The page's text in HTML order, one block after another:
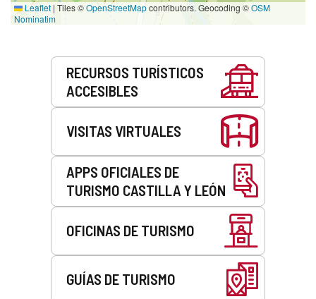
Leaflet | Tiles ©OpenStreetMapcontributors. Geocoding ©OSM
Nominatim
RECURSOS TURÍSTICOS
ACCESIBLES
VISITAS VIRTUALES
APPS OFICIALES DE
TURISMO CASTILLA Y LEÓN
OFICINAS DE TURISMO
GUÍAS DE TURISMO